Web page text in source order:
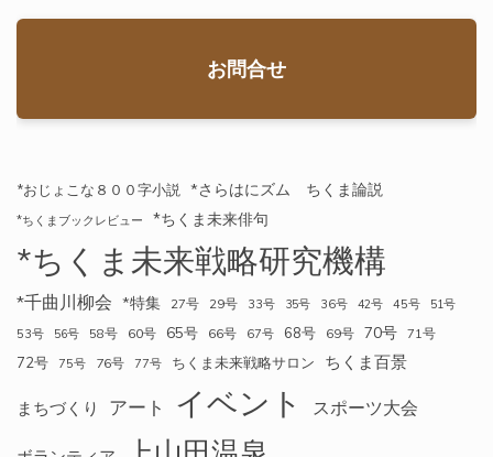
お問合せ
*おじょこな８００字小説 *さらはにズム ちくま論説
*ちくまブックレビュー *ちくま未来俳句
*ちくま未来戦略研究機構
*千曲川柳会 *特集 27号 29号 33号 35号 36号 42号 45号
51号
53号
56号 58号 60号 65号 66号 67号 68号 69号 70号 71号
72号 75号 76号 77号 ちくま未来戦略サロン ちくま百景
まちづくり アート イベント スポーツ大会